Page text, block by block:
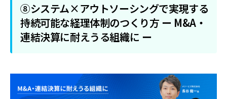
⑧システム×アウトソーシングで実現する
持続可能な経理体制のつくり方 ー M&A・
連結決算に耐えうる組織に ー